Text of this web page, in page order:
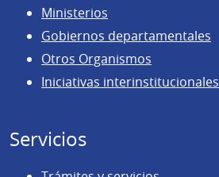
Ministerios
Gobiernos departamentales
Otros Organismos
Iniciativas interinstitucionales
Servicios